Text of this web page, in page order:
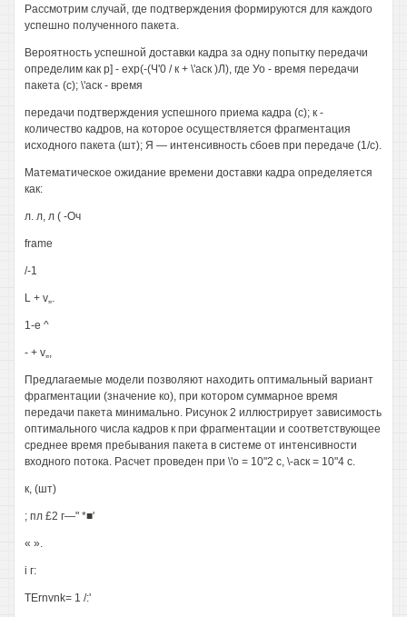
Рассмотрим случай, где подтверждения формируются для каждого
успешно полученного пакета.
Вероятность успешной доставки кадра за одну попытку передачи
определим как р] - ехр(-(Ч'0 / к + \'аск )Л), где Уо - время передачи
пакета (с); \'аск - время
передачи подтверждения успешного приема кадра (с); к -
количество кадров, на которое осуществляется фрагментация
исходного пакета (шт); Я — интенсивность сбоев при передаче (1/с).
Математическое ожидание времени доставки кадра определяется
как:
л. л, л ( -Оч
frame
/-1
L + v„.
1-е ^
- + v„,
Предлагаемые модели позволяют находить оптимальный вариант
фрагментации (значение ко), при котором суммарное время
передачи пакета минимально. Рисунок 2 иллюстрирует зависимость
оптимального числа кадров к при фрагментации и соответствующее
среднее время пребывания пакета в системе от интенсивности
входного потока. Расчет проведен при \'о = 10"2 с, \-аск = 10"4 с.
к, (шт)
; пл £2 г—" *■'
« ».
i г:
TErnvnk= 1 /:'